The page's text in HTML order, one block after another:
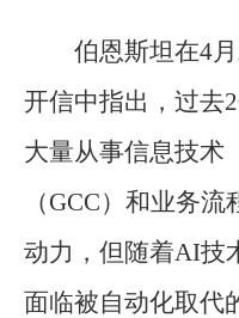
伯恩斯坦在4
开信中指出，过去
大量从事信息技术
（GCC）和业务
动力，但随着AI技
面临被自动化取代